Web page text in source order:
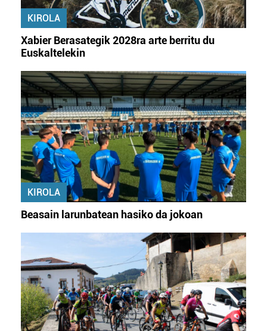
KIROLA
Xabier Berasategik 2028ra arte berritu du
Euskaltelekin
KIROLA
Beasain larunbatean hasiko da jokoan